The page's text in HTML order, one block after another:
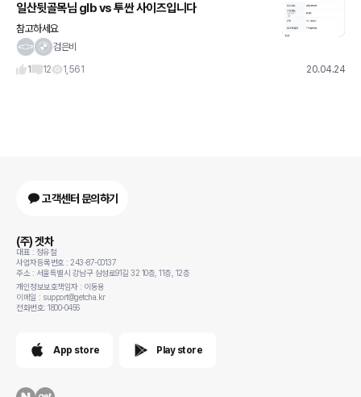
일산뒷골목님 glb vs 투싼 사이즈입니다
참고하세요
검은비
1
12 1,561 20.04.24
고객센터 문의하기
(주) 겟차
대표 : 정유철
사업자등록번호 : 243-87-00137
주소 : 서울특별시 강남구 삼성로91길 32 10층, 11층, 12층
개인정보보호책임자 : 이동용
이메일 : support@getcha.kr
전화번호: 1800-0456
App store Play store